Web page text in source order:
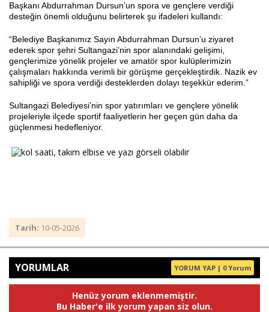
Başkanı Abdurrahman Dursun’un spora ve gençlere verdiği
desteğin önemli olduğunu belirterek şu ifadeleri kullandı:
“Belediye Başkanımız Sayın Abdurrahman Dursun’u ziyaret
ederek spor şehri Sultangazi’nin spor alanındaki gelişimi,
gençlerimize yönelik projeler ve amatör spor kulüplerimizin
çalışmaları hakkında verimli bir görüşme gerçekleştirdik. Nazik ev
sahipliği ve spora verdiği desteklerden dolayı teşekkür ederim.”
Sultangazi Belediyesi’nin spor yatırımları ve gençlere yönelik
projeleriyle ilçede sportif faaliyetlerin her geçen gün daha da
güçlenmesi hedefleniyor.
Tarih: 10-05-2026
YORUMLAR YORUM YAP | 0 Yorum
Henüz yorum eklenmemiştir.
Bu Haber'e ilk yorum yapan siz olun.